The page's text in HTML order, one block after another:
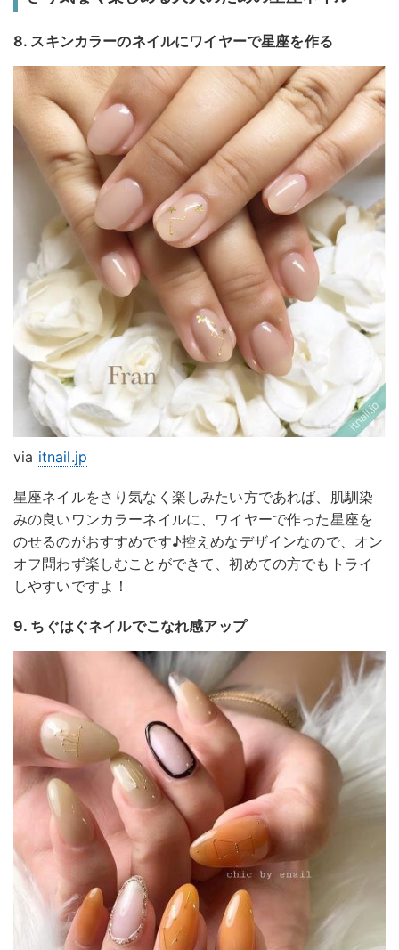
8. スキンカラーのネイルにワイヤーで星座を作る
via itnail.jp
星座ネイルをさり気なく楽しみたい方であれば、肌馴染
みの良いワンカラーネイルに、ワイヤーで作った星座を
のせるのがおすすめです♪控えめなデザインなので、オン
オフ問わず楽しむことができて、初めての方でもトライ
しやすいですよ！
9. ちぐはぐネイルでこなれ感アップ